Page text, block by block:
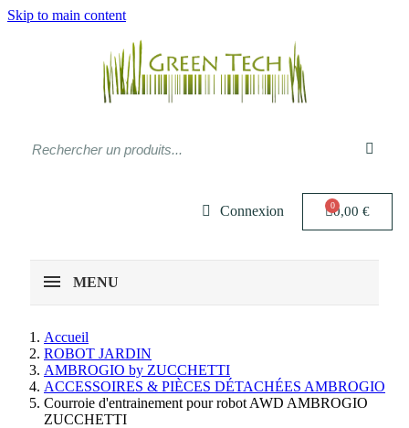
Skip to main content
Connexion 0,00 €
MENU
Accueil
ROBOT JARDIN
AMBROGIO by ZUCCHETTI
ACCESSOIRES & PIÈCES DÉTACHÉES AMBROGIO
Courroie d'entrainement pour robot AWD AMBROGIO
ZUCCHETTI